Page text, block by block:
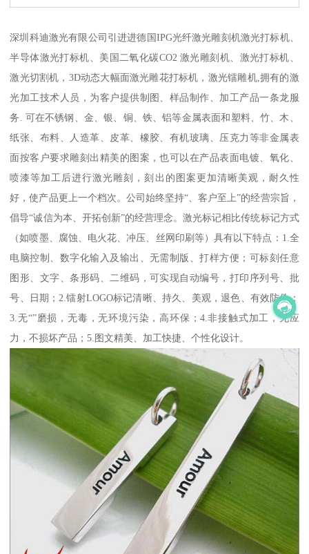
深圳科迪激光有限公司引进进德国IPG光纤激光雕刻机激光打标机、
半导体激光打标机、美国二氧化碳CO2 激光雕刻机、激光打标机、
激光切割机，3D动态大幅面激光雕花打标机，激光镭雕机,拥有的激
光加工技术人员，为客户提供制图、样品制作、加工产品一条龙服
务. 可在不锈钢、金、银、铜、铁、铝等金属表面和塑料、竹、木、
纸张、布料、人造革、皮革、橡胶、有机玻璃、压克力等非金属表
面按客户要求雕刻出精美的图案，也可以在产品表面电镀、氧化、
喷漆等加工后进行激光雕刻，刻出的图案更加清晰美观，耐久性
好，使产品更上一个档次。公司始终坚持“、客户至上”的经营宗旨，
倡导“诚信为本、开拓创新”的经营理念。激光标记相比传统标记方式
（如喷墨、腐蚀、电火花、冲压、丝网印刷等）具有以下特点：1.全
电脑控制、数字化输入及输出、无需制版、打样方便；可标刻任意
图形、文字、条形码、二维码，可实现自动编号，打印序列号、批
号、日期；2.镭射LOGO标记清晰、持久、美观，退色、有效防伪；
3.无“”磨损，无毒，无环境污染，高环保；4.非接触式加工，无应
力，不损坏产品；5.图文精美、加工快捷、个性化设计。